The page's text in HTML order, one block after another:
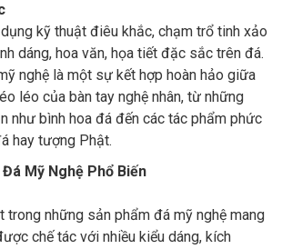
kỹ thuật điêu khắc, chạm trổ tinh xảo
dáng, hoa văn, họa tiết đặc sắc trên đá.
nghệ là một sự kết hợp hoàn hảo giữa
léo của bàn tay nghệ nhân, từ những
như bình hoa đá đến các tác phẩm phức
hay tượng Phật.
Mỹ Nghệ Phổ Biến
trong những sản phẩm đá mỹ nghệ mang
chế tác với nhiều kiểu dáng, kích